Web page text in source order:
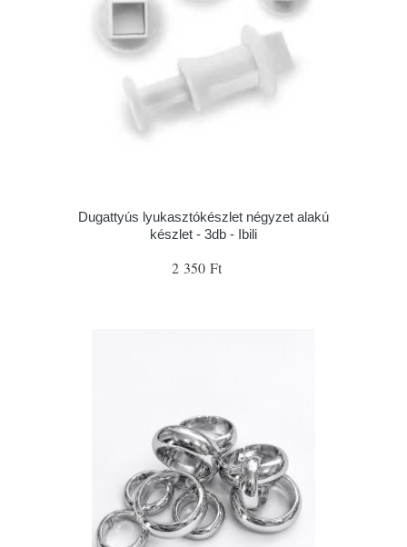
Dugattyús lyukasztókészlet négyzet alakú
készlet - 3db - Ibili
2 350 Ft